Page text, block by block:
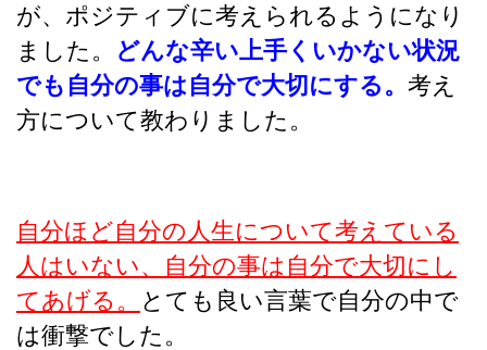
が、ポジティブに考えられるようになり
ました。
どんな辛い上手くいかない状況
でも自分の事は自分で大切にする。 考え
方について教わりました。
自分ほど自分の人生について考えている
人はいない、自分の事は自分で大切にし
てあげる。
とても良い言葉で自分の中で
は衝撃でした。